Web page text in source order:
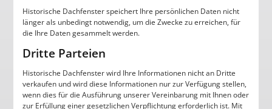
Historische Dachfenster speichert Ihre persönlichen Daten nicht
länger als unbedingt notwendig, um die Zwecke zu erreichen, für
die Ihre Daten gesammelt werden.
Dritte Parteien
Historische Dachfenster wird Ihre Informationen nicht an Dritte
verkaufen und wird diese Informationen nur zur Verfügung stellen,
wenn dies für die Ausführung unserer Vereinbarung mit Ihnen oder
zur Erfüllung einer gesetzlichen Verpflichtung erforderlich ist. Mit